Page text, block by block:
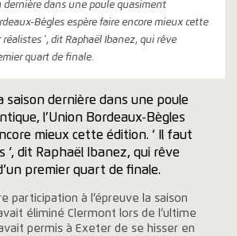
dernière dans une poule quasiment
Bègles espère faire encore mieux cette
', dit Raphaël Ibanez, qui rêve
quart de finale.
saison dernière dans une poule
l’Union Bordeaux-Bègles
mieux cette édition. ‘ Il faut
‘, dit Raphaël Ibanez, qui rêve
premier quart de finale.
participation à l’épreuve la saison
éliminé Clermont lors de l’ultime
permis à Exeter de se hisser en